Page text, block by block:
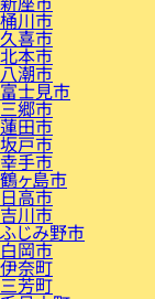
桶川市
久喜市
北本市
八潮市
富士見市
三郷市
蓮田市
坂戸市
幸手市
鶴ヶ島市
日高市
吉川市
ふじみ野市
白岡市
伊奈町
三芳町